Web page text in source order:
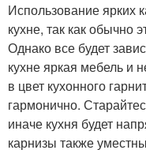
Использование ярких
кухне, так как обычно
Однако все будет
кухне яркая мебель и
в цвет кухонного
гармонично.
иначе кухня будет
карнизы также